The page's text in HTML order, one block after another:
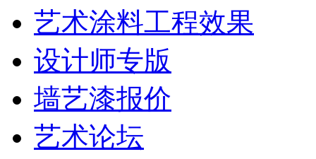
艺术涂料工程效果
设计师专版
墙艺漆报价
艺术论坛